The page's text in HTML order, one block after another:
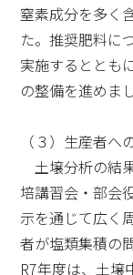
窒素成分を多く
た。推奨肥料に
実施するととも
の整備を進めま
（３）生産者へ
土壌分析の結
培講習会・部会
示を通じて広く
者が塩類集積の
R7年度は、土